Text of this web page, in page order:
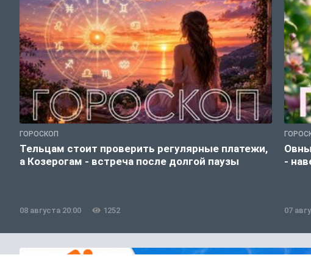
ГОРОСКОП
Тельцам стоит проверить регулярные платежи,
а Козерогам - встреча после долгой паузы
08 августа 20:00 1252
-
07